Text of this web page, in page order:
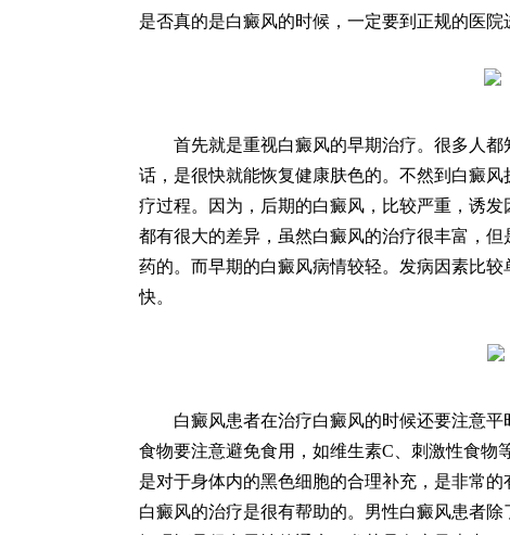
是否真的是白癜风的时候，一定要到正规的医
首先就是重视白癜风的早期治疗。很多人
话，是很快就能恢复健康肤色的。不然到白癜
疗过程。因为，后期的白癜风，比较严重，诱
都有很大的差异，虽然白癜风的治疗很丰富，
药的。而早期的白癜风病情较轻。发病因素比
快。
白癜风患者在治疗白癜风的时候还要注意
食物要注意避免食用，如维生素C、刺激性食物
是对于身体内的黑色细胞的合理补充，是非常
白癜风的治疗是很有帮助的。男性白癜风患者